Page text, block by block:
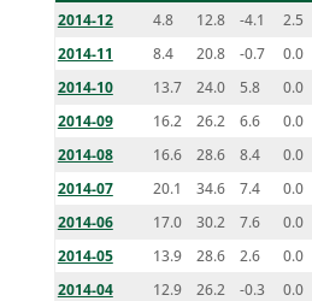
2014-12
4.8 12.8 -4.1 2.5
2014-11
8.4 20.8 -0.7 0.0
2014-10
13.7 24.0 5.8 0.0
2014-09
16.2 26.2 6.6 0.0
2014-08
16.6 28.6 8.4 0.0
2014-07
20.1 34.6 7.4 0.0
2014-06
17.0 30.2 7.6 0.0
2014-05
13.9 28.6 2.6 0.0
2014-04
12.9 26.2 -0.3 0.0